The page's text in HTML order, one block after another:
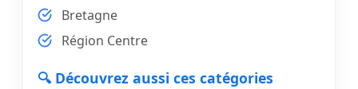
Bretagne
Région Centre
🔍 Découvrez aussi ces catégories